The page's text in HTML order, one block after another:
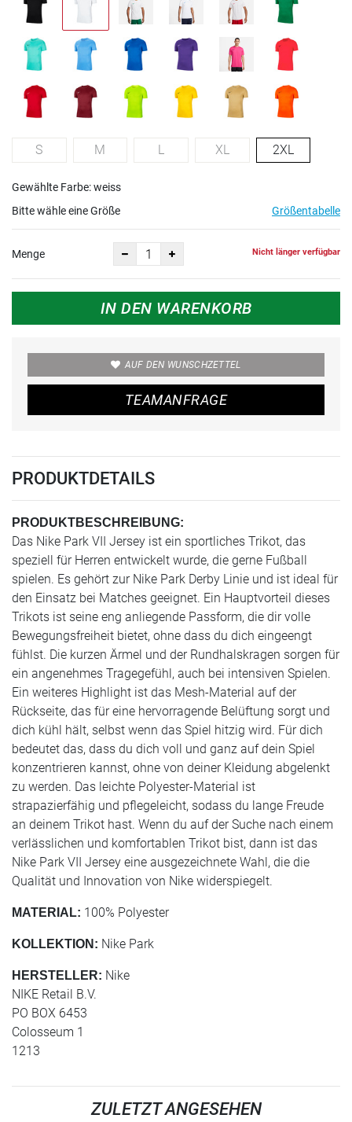
S M L XL 2XL
Gewählte Farbe: weiss
Bitte wähle eine Größe
Größentabelle
Menge Nicht länger verfügbar
IN DEN WARENKORB
AUF DEN WUNSCHZETTEL
TEAMANFRAGE
PRODUKTDETAILS
PRODUKTBESCHREIBUNG:
Das Nike Park VII Jersey ist ein sportliches Trikot, das
speziell für Herren entwickelt wurde, die gerne Fußball
spielen. Es gehört zur Nike Park Derby Linie und ist ideal für
den Einsatz bei Matches geeignet. Ein Hauptvorteil dieses
Trikots ist seine eng anliegende Passform, die dir volle
Bewegungsfreiheit bietet, ohne dass du dich eingeengt
fühlst. Die kurzen Ärmel und der Rundhalskragen sorgen für
ein angenehmes Tragegefühl, auch bei intensiven Spielen.
Ein weiteres Highlight ist das Mesh-Material auf der
Rückseite, das für eine hervorragende Belüftung sorgt und
dich kühl hält, selbst wenn das Spiel hitzig wird. Für dich
bedeutet das, dass du dich voll und ganz auf dein Spiel
konzentrieren kannst, ohne von deiner Kleidung abgelenkt
zu werden. Das leichte Polyester-Material ist
strapazierfähig und pflegeleicht, sodass du lange Freude
an deinem Trikot hast. Wenn du auf der Suche nach einem
verlässlichen und komfortablen Trikot bist, dann ist das
Nike Park VII Jersey eine ausgezeichnete Wahl, die die
Qualität und Innovation von Nike widerspiegelt.
MATERIAL: 100% Polyester
KOLLEKTION: Nike Park
HERSTELLER: Nike
NIKE Retail B.V.
PO BOX 6453
Colosseum 1
1213
ZULETZT ANGESEHEN